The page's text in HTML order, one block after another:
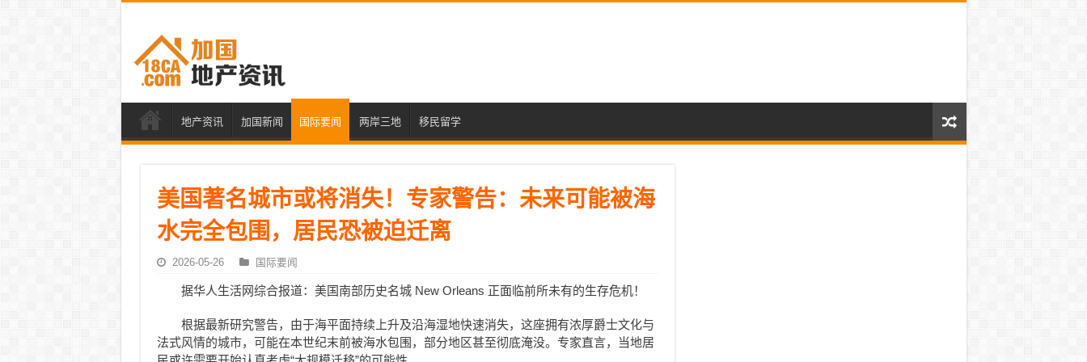
地产资讯 加国新闻 国际要闻 两岸三地 移民留学
美国著名城市或将消失！专家警告：未来可能被海
水完全包围，居民恐被迫迁离
2026-05-26 国际要闻
据华人生活网综合报道：美国南部历史名城 New Orleans 正面临前所未有的生存危机！
根据最新研究警告，由于海平面持续上升及沿海湿地快速消失，这座拥有浓厚爵士文化与
法式风情的城市，可能在本世纪末前被海水包围，部分地区甚至彻底淹没。专家直言，当地居